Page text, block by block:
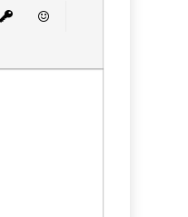
текста
спойлера